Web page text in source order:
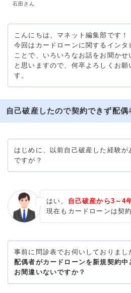
石田さん
こんにちは、マネット編集部です！
今回はカードローンに関するインタ
ことで、いろいろなお話をお聞かせ
と思いますので、何卒よろしくお願
す。
自己破産したので契約できず配偶
はじめに、以前自己破産した経験が
ですが？
はい、 自己破産から3～4
現在もカードローンは契
事前に問診表でお伺いしておりまし
配偶者がカードローンを新規契約中
お間違いないですか？